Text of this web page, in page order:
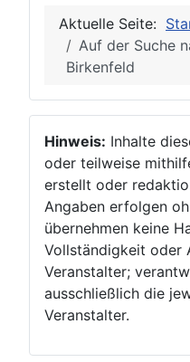
Aktuelle Seite:
Auf der Suche
Birkenfeld
Hinweis: Inhalte
oder teilweise
erstellt oder
Angaben erfolgen
übernehmen keine
Vollständigkeit oder
Veranstalter;
ausschließlich die
Veranstalter.